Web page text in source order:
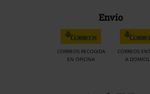
Envío
CORREOS RECOGIDA
EN OFICINA
CORREOS
A